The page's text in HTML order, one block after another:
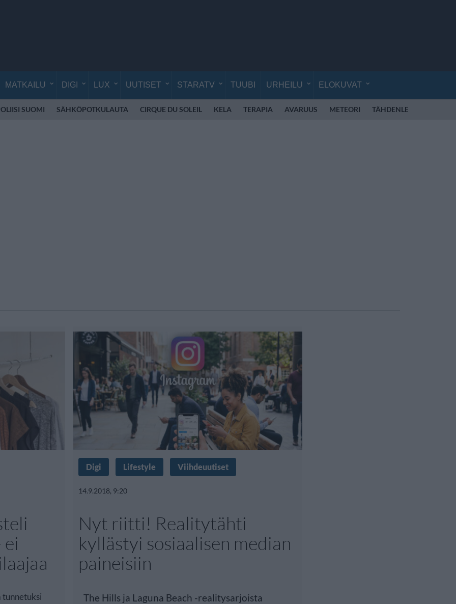
MATKAILU DIGI LUX UUTISET STARATV TUUBI URHEILU ELOKUVAT
SUOMI SÄHKÖPOTKULAUTA CIRQUE DU SOLEIL KELA TERAPIA AVARUUS METEORI TÄHDENLENTO
tunnetuksi
Digi Lifestyle Viihdeuutiset
14.9.2018, 9:20
Nyt riitti! Realitytähti
kyllästyi sosiaalisen median
paineisiin
The Hills ja Laguna Beach -realitysarjoista